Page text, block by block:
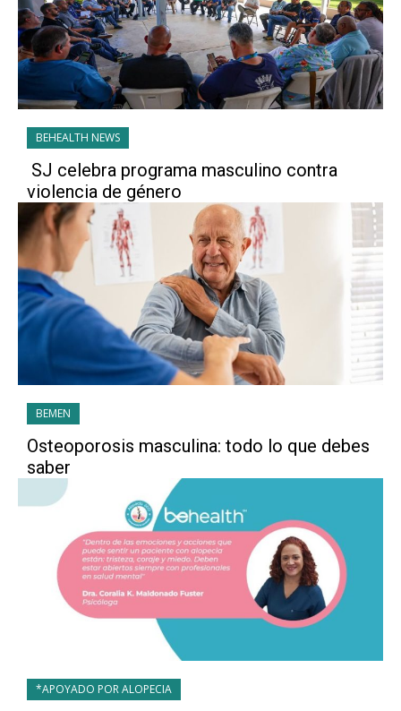
BEHEALTH NEWS
SJ celebra programa masculino contra
violencia de género
BEMEN
Osteoporosis masculina: todo lo que debes
saber
*APOYADO POR ALOPECIA